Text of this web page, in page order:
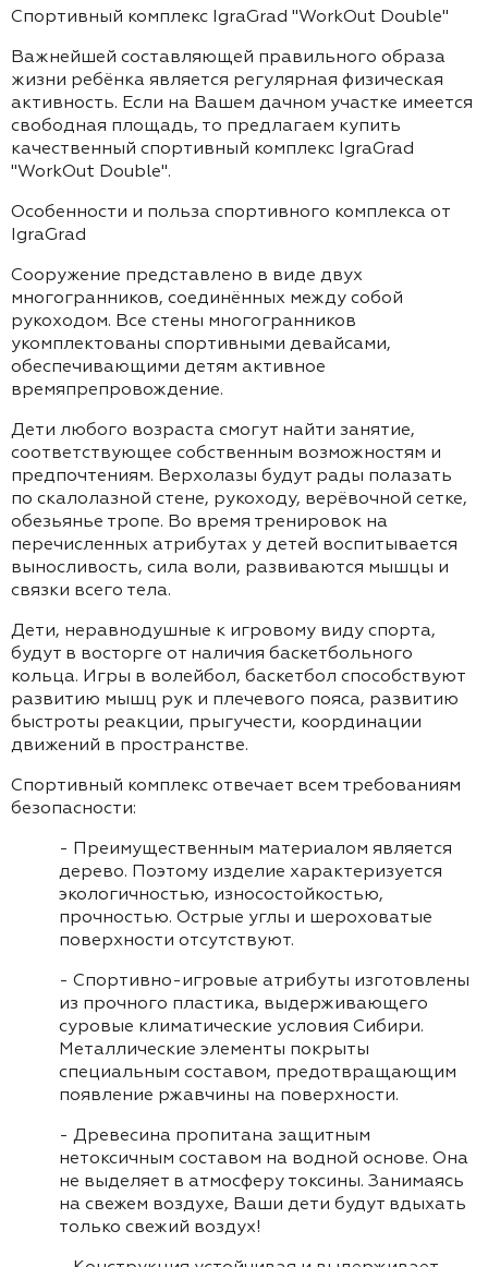
Спортивный комплекс IgraGrad "WorkOut Double"
Важнейшей составляющей правильного образа
жизни ребёнка является регулярная физическая
активность. Если на Вашем дачном участке имеется
свободная площадь, то предлагаем купить
качественный спортивный комплекс IgraGrad
"WorkOut Double".
Особенности и польза спортивного комплекса от
IgraGrad
Сооружение представлено в виде двух
многогранников, соединённых между собой
рукоходом. Все стены многогранников
укомплектованы спортивными девайсами,
обеспечивающими детям активное
времяпрепровождение.
Дети любого возраста смогут найти занятие,
соответствующее собственным возможностям и
предпочтениям. Верхолазы будут рады полазать
по скалолазной стене, рукоходу, верёвочной сетке,
обезьянье тропе. Во время тренировок на
перечисленных атрибутах у детей воспитывается
выносливость, сила воли, развиваются мышцы и
связки всего тела.
Дети, неравнодушные к игровому виду спорта,
будут в восторге от наличия баскетбольного
кольца. Игры в волейбол, баскетбол способствуют
развитию мышц рук и плечевого пояса, развитию
быстроты реакции, прыгучести, координации
движений в пространстве.
Спортивный комплекс отвечает всем требованиям
безопасности:
- Преимущественным материалом является
дерево. Поэтому изделие характеризуется
экологичностью, износостойкостью,
прочностью. Острые углы и шероховатые
поверхности отсутствуют.
- Спортивно-игровые атрибуты изготовлены
из прочного пластика, выдерживающего
суровые климатические условия Сибири.
Металлические элементы покрыты
специальным составом, предотвращающим
появление ржавчины на поверхности.
- Древесина пропитана защитным
нетоксичным составом на водной основе. Она
не выделяет в атмосферу токсины. Занимаясь
на свежем воздухе, Ваши дети будут вдыхать
только свежий воздух!